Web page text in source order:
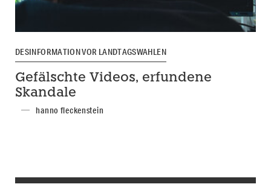
DESINFORMATION VOR LANDTAGSWAHLEN
Gefälschte Videos, erfundene
Skandale
hanno fleckenstein